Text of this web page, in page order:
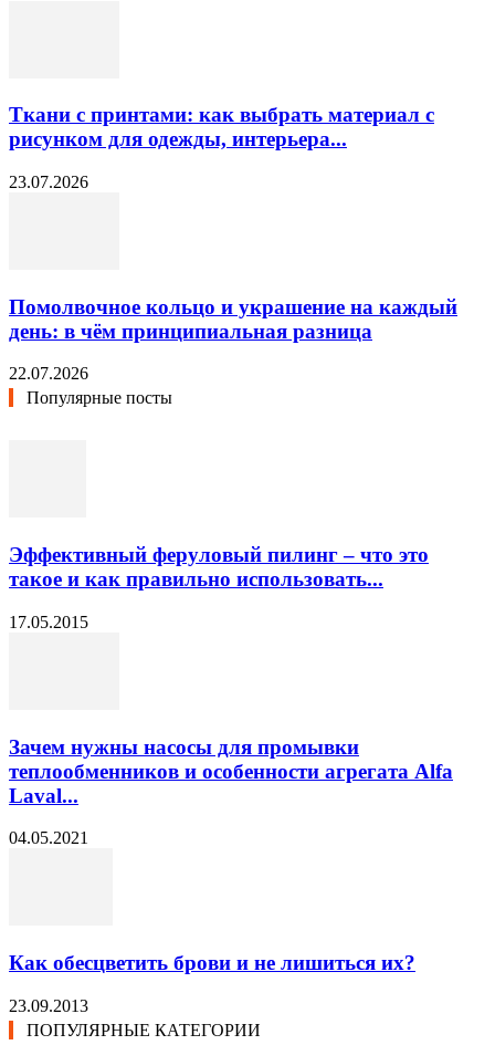
Ткани с принтами: как выбрать материал с
рисунком для одежды, интерьера...
23.07.2026
Помолвочное кольцо и украшение на каждый
день: в чём принципиальная разница
22.07.2026
Популярные посты
Эффективный феруловый пилинг – что это
такое и как правильно использовать...
17.05.2015
Зачем нужны насосы для промывки
теплообменников и особенности агрегата Alfa
Laval...
04.05.2021
Как обесцветить брови и не лишиться их?
23.09.2013
ПОПУЛЯРНЫЕ КАТЕГОРИИ